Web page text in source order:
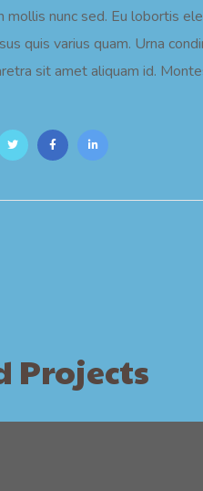
mollis nunc sed. Eu lobortis
quis varius quam. Urna
sit amet aliquam id.
Projects